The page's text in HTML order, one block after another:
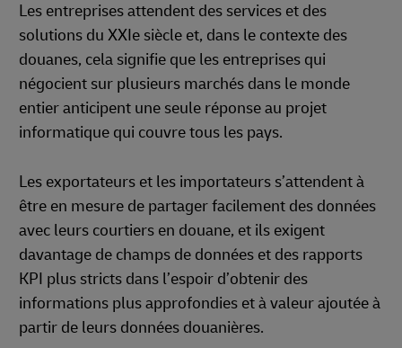
Les entreprises attendent des services et des
solutions du XXIe siècle et, dans le contexte des
douanes, cela signifie que les entreprises qui
négocient sur plusieurs marchés dans le monde
entier anticipent une seule réponse au projet
informatique qui couvre tous les pays.
Les exportateurs et les importateurs s’attendent à
être en mesure de partager facilement des données
avec leurs courtiers en douane, et ils exigent
davantage de champs de données et des rapports
KPI plus stricts dans l’espoir d’obtenir des
informations plus approfondies et à valeur ajoutée à
partir de leurs données douanières.